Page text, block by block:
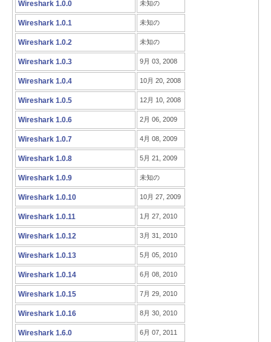
Wireshark 1.0.0 未知の
Wireshark 1.0.1 未知の
Wireshark 1.0.2 未知の
Wireshark 1.0.3 9月 03, 2008
Wireshark 1.0.4 10月 20, 2008
Wireshark 1.0.5 12月 10, 2008
Wireshark 1.0.6 2月 06, 2009
Wireshark 1.0.7 4月 08, 2009
Wireshark 1.0.8 5月 21, 2009
Wireshark 1.0.9 未知の
Wireshark 1.0.10 10月 27, 2009
Wireshark 1.0.11 1月 27, 2010
Wireshark 1.0.12 3月 31, 2010
Wireshark 1.0.13 5月 05, 2010
Wireshark 1.0.14 6月 08, 2010
Wireshark 1.0.15 7月 29, 2010
Wireshark 1.0.16 8月 30, 2010
Wireshark 1.6.0 6月 07, 2011